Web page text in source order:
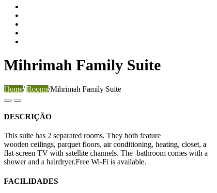
Mihrimah Family Suite
Home/ Rooms/Mihrimah Family Suite
DESCRIÇÃO
This suite has 2 separated rooms. They both feature
wooden ceilings, parquet floors, air conditioning, heating, closet, a
flat-screen TV with satellite channels. The bathroom comes with a
shower and a hairdryer.Free Wi-Fi is available.
FACILIDADES